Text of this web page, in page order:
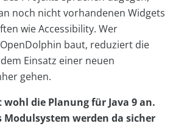
noch nicht vorhandenen Widgets
wie Accessibility. Wer
baut, reduziert die
Einsatz einer neuen
gehen.
die Planung für Java 9 an.
Modulsystem werden da sicher